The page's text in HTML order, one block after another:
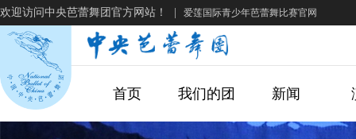
欢迎访问中央芭蕾舞团官方网站！ 爱莲国际青少年芭蕾舞比赛官网
首页 我们的团 新闻